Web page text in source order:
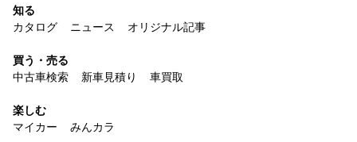
知る
カタログ
ニュース オリジナル記事
買う・売る
中古車検索
新車見積り 車買取
楽しむ
マイカー
みんカラ